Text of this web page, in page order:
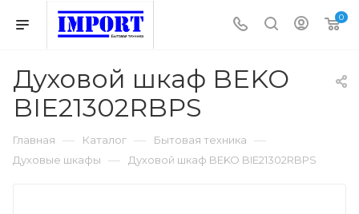
0
Духовой шкаф BEKO
BIE21302RBPS
Главная — Каталог — Бытовая техника —
Духовые шкафы — Духовой шкаф BEKO BIE21302RBPS